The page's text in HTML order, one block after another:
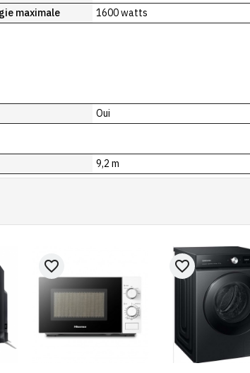
maximale 1600 watts
Oui
9,2 m
favorite_border favorite_border